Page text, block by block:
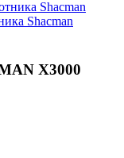
Shacman
X3000